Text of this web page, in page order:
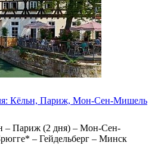
Кёльн, Париж, Мон-Сен-Мишель
– Париж (2 дня) – Мон-Сен-
– Гейдельберг – Минск